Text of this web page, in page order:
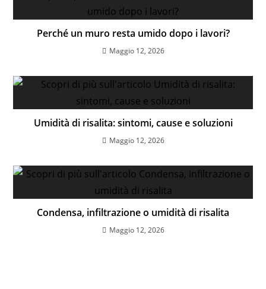
Perché un muro resta umido dopo i lavori?
Maggio 12, 2026
Umidità di risalita: sintomi, cause e soluzioni
Maggio 12, 2026
Condensa, infiltrazione o umidità di risalita
Maggio 12, 2026